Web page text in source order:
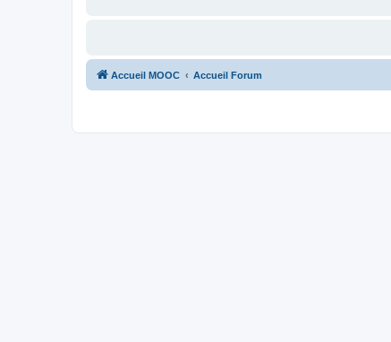
Accueil MOOC Accueil Forum